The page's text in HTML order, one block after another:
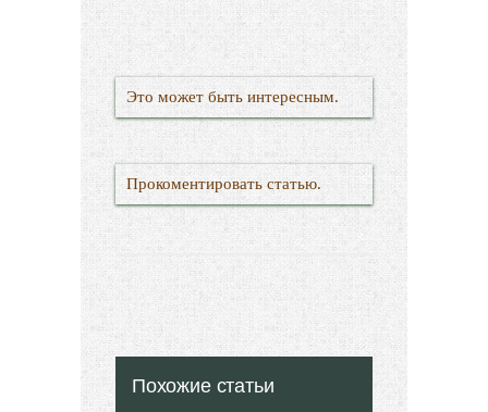
Это может быть интересным.
Прокоментировать статью.
Похожие статьи